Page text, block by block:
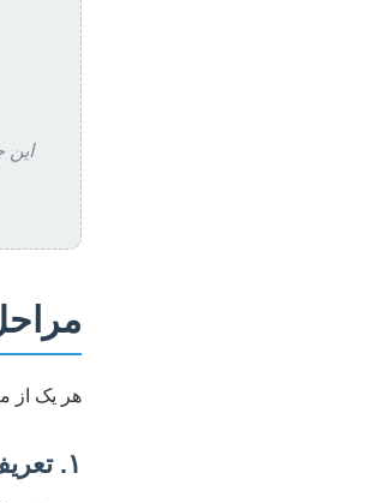
این
هر یک از
۱. تعریف مسئله و اهداف تحقیق